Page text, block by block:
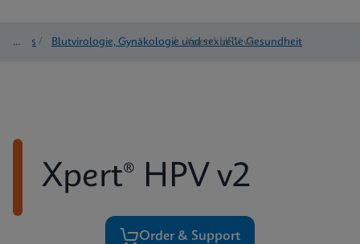
Tests / Blutvirologie, Gynäkologie und sexuelle Gesundheit
/ Xpert® HPV v2
Xpert® HPV v2
Order & Support